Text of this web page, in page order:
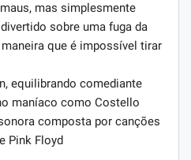
mas simplesmente
sobre uma fuga da
que é impossível tirar
equilibrando comediante
maníaco como Costello
composta por canções
Pink Floyd